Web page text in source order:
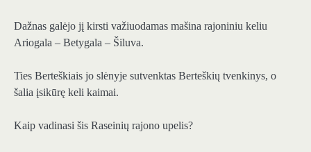
Dažnas galėjo jį kirsti važiuodamas mašina rajoniniu keliu
Ariogala – Betygala – Šiluva.
Ties Berteškiais jo slėnyje sutvenktas Berteškių tvenkinys, o
šalia įsikūrę keli kaimai.
Kaip vadinasi šis Raseinių rajono upelis?